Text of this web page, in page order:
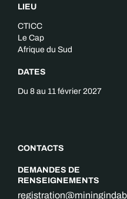
LIEU
CTICC
Le Cap
Afrique du Sud
DATES
Du 8 au 11 février 2027
CONTACTS
DEMANDES DE
RENSEIGNEMENTS